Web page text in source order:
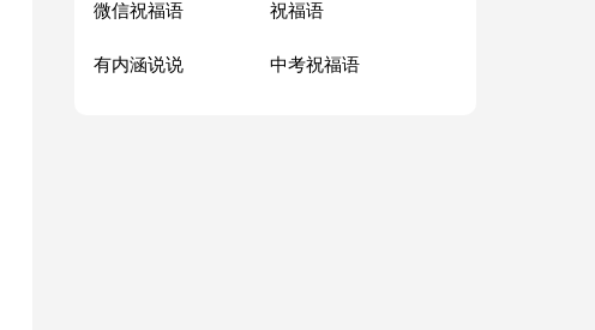
微信祝福语 祝福语
有内涵说说 中考祝福语